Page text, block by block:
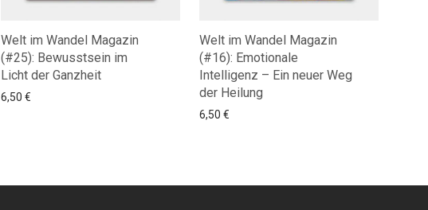
Welt im Wandel Magazin
(#25): Bewusstsein im
Licht der Ganzheit
6,50€
Welt im Wandel Magazin
(#16): Emotionale
Intelligenz – Ein neuer Weg
der Heilung
6,50€